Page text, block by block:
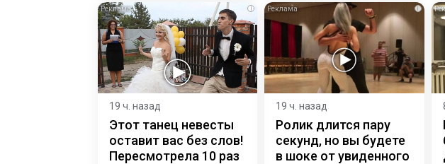
i
19 ч. назад
Этот танец невесты
оставит вас без слов!
Пересмотрела 10 раз
i
19 ч. назад
Ролик длится пару
секунд, но вы будете
в шоке от увиденного